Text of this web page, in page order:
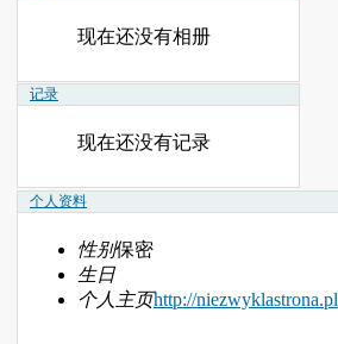
现在还没有相册
记录
现在还没有记录
个人资料
性别保密
生日
个人主页http://niezwyklastrona.pl